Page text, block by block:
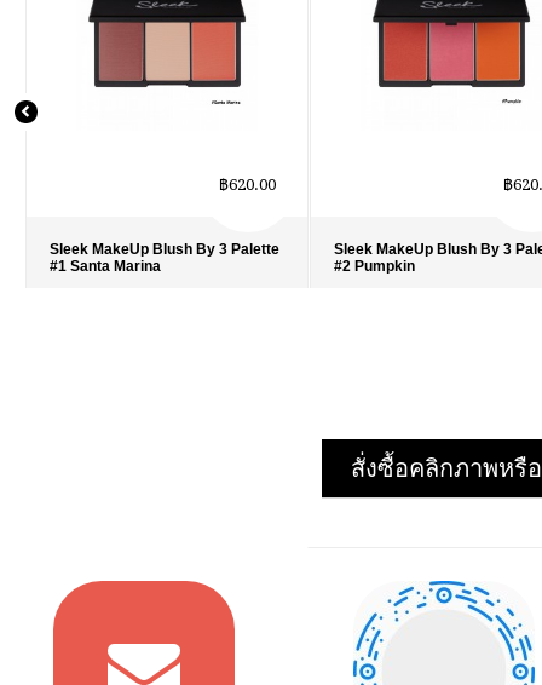
Sleek MakeUp Blush By 3 Palette
#1 Santa Marina
฿620.00
Sleek MakeUp Blush By 3
#2 Pumpkin
฿
สั่งซื้อคลิกภาพหรื